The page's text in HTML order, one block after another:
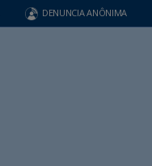
DENUNCIA ANÔNIMA